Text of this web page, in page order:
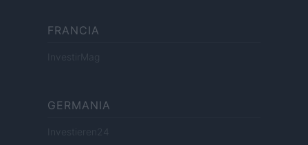
FRANCIA
InvestirMag
GERMANIA
Investieren24